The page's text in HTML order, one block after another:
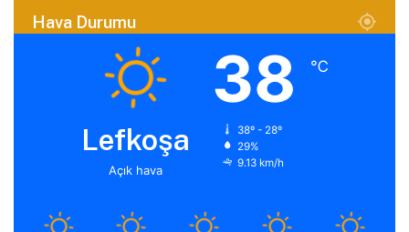
Hava Durumu
Lefkoşa
Açık hava
38 ℃
38º - 28º
29%
9.13 km/h